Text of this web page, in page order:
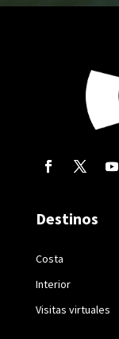
Destinos
Costa
Interior
Visitas virtuales